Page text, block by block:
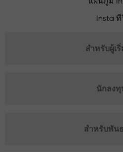
Insta ที
สำหรับผู้เ
นักลงทุ
สำหรับพัน